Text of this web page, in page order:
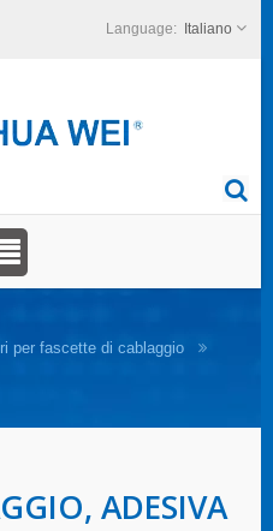
Italiano
per fascette di cablaggio
ADESIVA